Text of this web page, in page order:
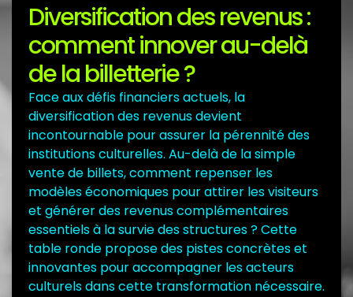
Diversification des revenus :
comment innover au-delà
de la billetterie ?
Face aux défis financiers actuels, la
diversification des revenus devient
incontournable pour assurer la pérennité des
institutions culturelles. Au-delà de la simple
vente de billets, comment repenser les
modèles économiques pour attirer les visiteurs
et générer des revenus complémentaires
essentiels à la survie des structures ? Cette
table ronde propose des pistes concrètes et
innovantes pour accompagner les acteurs
culturels dans cette transformation nécessaire.